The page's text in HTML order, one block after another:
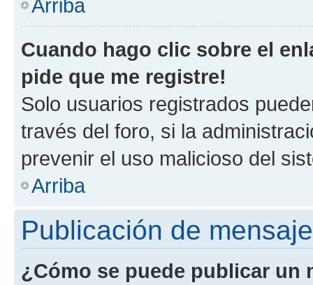
Arriba
Cuando hago clic sobre el
pide que me registre!
Solo usuarios registrados
través del foro, si la
prevenir el uso malicioso del
Arriba
Publicación de
¿Cómo se puede publicar un